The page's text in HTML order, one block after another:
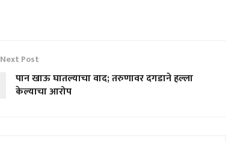
Next Post
पान खाऊ घातल्याचा वाद; तरुणावर दगडाने हल्ला
केल्याचा आरोप